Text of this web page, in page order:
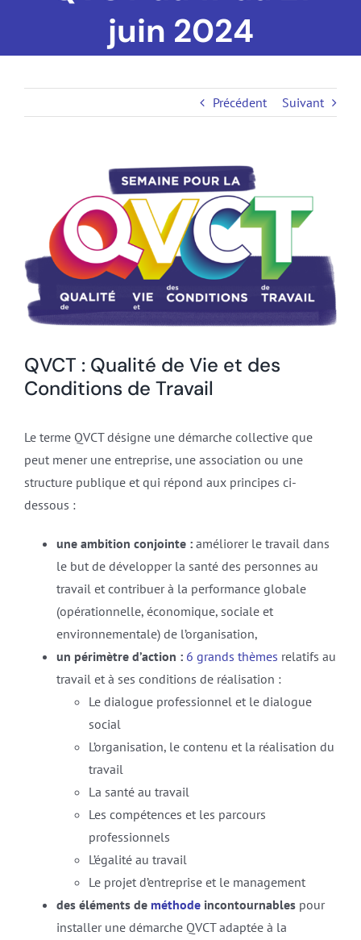
juin 2024
Précédent Suivant
agrandie
QVCT : Qualité de Vie et des
Conditions de Travail
Le terme QVCT désigne une démarche collective que
peut mener une entreprise, une association ou une
structure publique et qui répond aux principes ci-
dessous :
une ambition conjointe : améliorer le travail dans
le but de développer la santé des personnes au
travail et contribuer à la performance globale
(opérationnelle, économique, sociale et
environnementale) de l’organisation,
un périmètre d’action : 6 grands thèmes relatifs au
travail et à ses conditions de réalisation :
Le dialogue professionnel et le dialogue
social
L’organisation, le contenu et la réalisation du
travail
La santé au travail
Les compétences et les parcours
professionnels
L’égalité au travail
Le projet d’entreprise et le management
des éléments de méthode incontournables pour
installer une démarche QVCT adaptée à la